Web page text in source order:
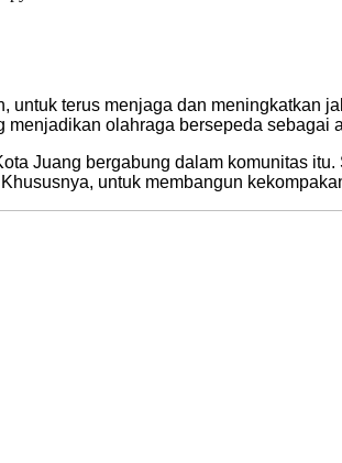
terus menjaga dan meningkatkan
olahraga bersepeda sebagai
Juang bergabung dalam komunitas
untuk membangun